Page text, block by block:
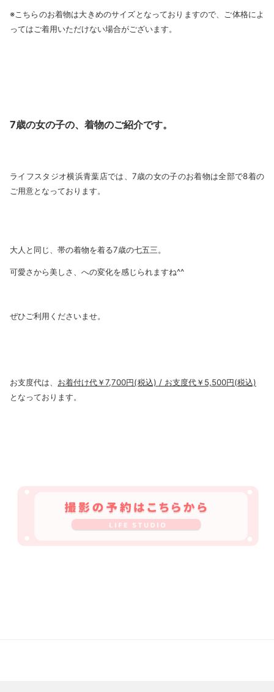
※こちらのお着物は大きめのサイズとなっておりますので、ご体格によ
ってはご着用いただけない場合がございます。
7歳の女の子の、着物のご紹介です。
ライフスタジオ横浜青葉店では、7歳の女の子のお着物は全部で8着の
ご用意となっております。
大人と同じ、帯の着物を着る7歳の七五三。
可愛さから美しさ、への変化を感じられますね^^
ぜひご利用くださいませ。
お支度代は、 お着付け代￥7,700円(税込) / お支度代￥5,500円(税込)
となっております。